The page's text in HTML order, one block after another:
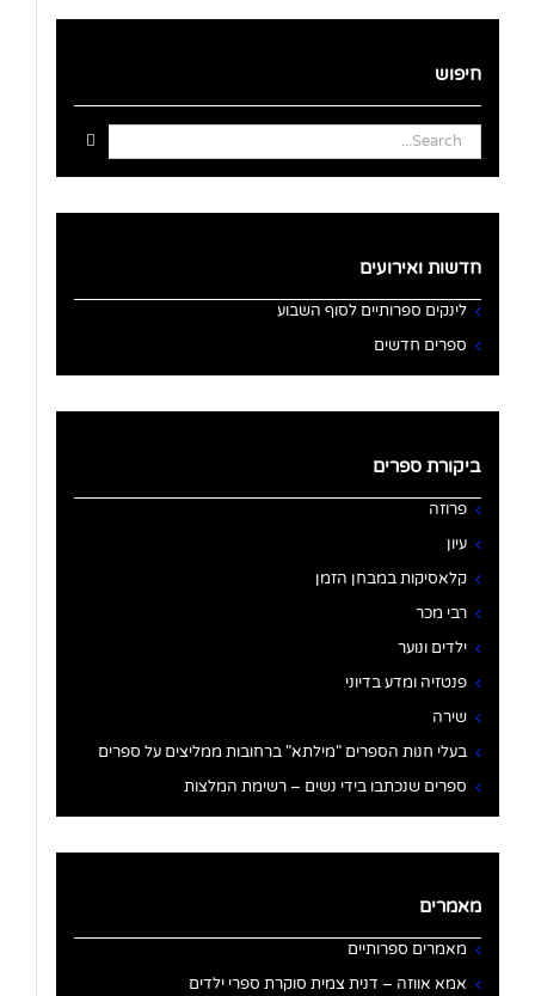
חיפוש
Search
for:
חדשות ואירועים
לינקים ספרותיים לסוף השבוע
ספרים חדשים
ביקורת ספרים
פרוזה
עיון
קלאסיקות במבחן הזמן
רבי מכר
ילדים ונוער
פנטזיה ומדע בדיוני
שירה
בעלי חנות הספרים "מילתא" ברחובות ממליצים על ספרים
ספרים שנכתבו בידי נשים – רשימת המלצות
מאמרים
מאמרים ספרותיים
אמא אווזה – דנית צמית סוקרת ספרי ילדים